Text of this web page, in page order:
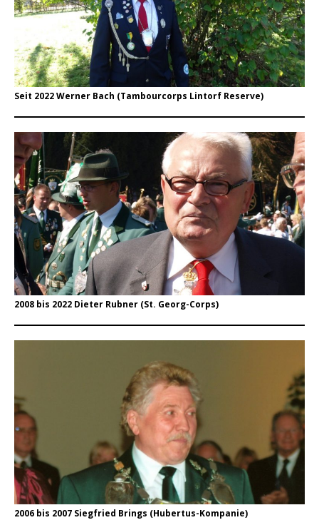
Seit 2022 Werner Bach (Tambourcorps Lintorf Reserve)
2008 bis 2022 Dieter Rubner (St. Georg-Corps)
2006 bis 2007 Siegfried Brings (Hubertus-Kompanie)